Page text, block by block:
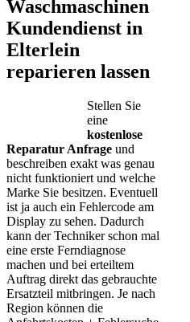
Waschmaschinen
Kundendienst in
Elterlein
reparieren lassen
Stellen Sie
eine
kostenlose
Reparatur Anfrage und
beschreiben exakt was genau
nicht funktioniert und welche
Marke Sie besitzen. Eventuell
ist ja auch ein Fehlercode am
Display zu sehen. Dadurch
kann der Techniker schon mal
eine erste Ferndiagnose
machen und bei erteiltem
Auftrag direkt das gebrauchte
Ersatzteil mitbringen. Je nach
Region können die